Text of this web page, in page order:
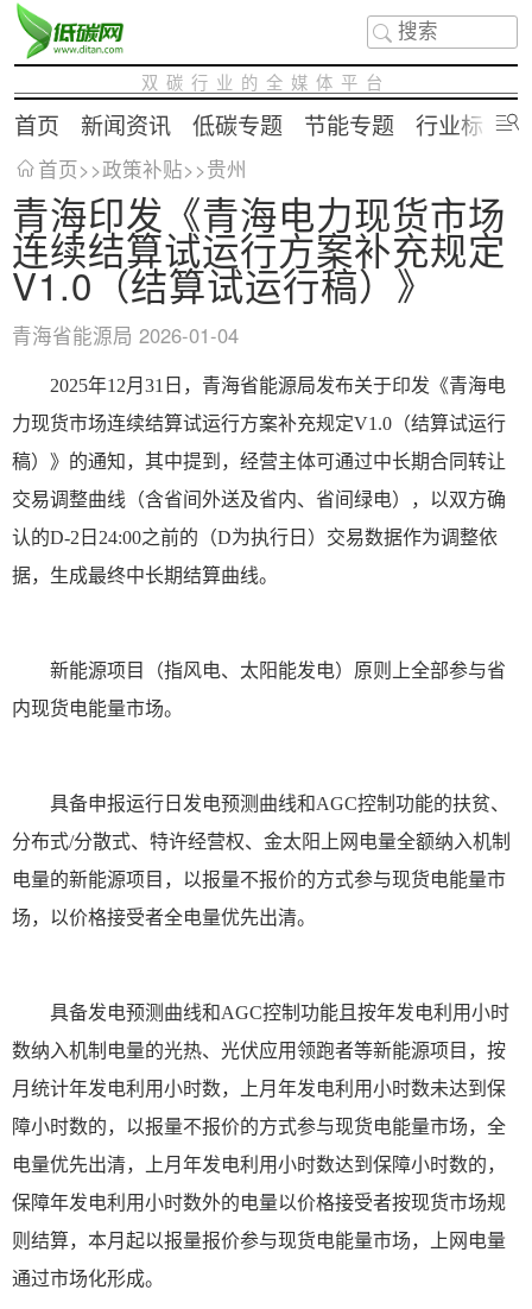
双碳行业的全媒体平台
首页 新闻资讯 低碳专题 节能专题 行业标准
首页>>政策补贴>>贵州
青海印发《青海电力现货市场
连续结算试运行方案补充规定
V1.0（结算试运行稿）》
青海省能源局 2026-01-04
2025年12月31日，青海省能源局发布关于印发《青海电
力现货市场连续结算试运行方案补充规定V1.0（结算试运行
稿）》的通知，其中提到，经营主体可通过中长期合同转让
交易调整曲线（含省间外送及省内、省间绿电），以双方确
认的D-2日24:00之前的（D为执行日）交易数据作为调整依
据，生成最终中长期结算曲线。
新能源项目（指风电、太阳能发电）原则上全部参与省
内现货电能量市场。
具备申报运行日发电预测曲线和AGC控制功能的扶贫、
分布式/分散式、特许经营权、金太阳上网电量全额纳入机制
电量的新能源项目，以报量不报价的方式参与现货电能量市
场，以价格接受者全电量优先出清。
具备发电预测曲线和AGC控制功能且按年发电利用小时
数纳入机制电量的光热、光伏应用领跑者等新能源项目，按
月统计年发电利用小时数，上月年发电利用小时数未达到保
障小时数的，以报量不报价的方式参与现货电能量市场，全
电量优先出清，上月年发电利用小时数达到保障小时数的，
保障年发电利用小时数外的电量以价格接受者按现货市场规
则结算，本月起以报量报价参与现货电能量市场，上网电量
通过市场化形成。